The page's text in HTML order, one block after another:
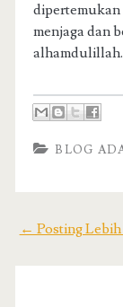
dipertemukan
menjaga dan
alhamdulillah.
BLOG
← Posting